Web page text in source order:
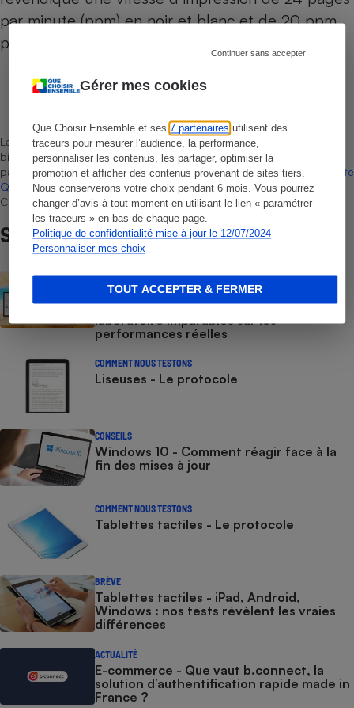
Gérer mes cookies
Que Choisir Ensemble et ses7 partenaires utilisent des
traceurs pour mesurer l’audience, la performance,
personnaliser les contenus, les partager, optimiser la
promotion et afficher des contenus provenant de sites tiers.
Nous conserverons votre choix pendant 6 mois. Vous pourrez
changer d’avis à tout moment en utilisant le lien « paramétrer
les traceurs » en bas de chaque page.
Politique de confidentialité mise à jour le 12/07/2024
Personnaliser mes choix
Continuer sans accepter
TOUT ACCEPTER & FERMER
par minute (ppm) en noir et blanc et de 20 ppm
pour les impressions en couleurs.
Neil McPherson
La sélection de produits ou services est représentative du marché,
bien que non-exhaustive. À l’exception des autorisations données
par Bureau Veritas Certification conformément aux règles de
La Note
Que Choisir, il n’existe aucune relation contractuelle entre Que
Choisir Ensemble et les professionnels référencés.
Sur le même sujet
BRÈVE
Liseuses - Qualité d’affichage, écran
couleur, commodité : nos tests en
laboratoire imparables sur les
performances réelles
COMMENT NOUS TESTONS
Liseuses - Le protocole
CONSEILS
Windows 10 - Comment réagir face à la
fin des mises à jour
COMMENT NOUS TESTONS
Tablettes tactiles - Le protocole
BRÈVE
Tablettes tactiles - iPad, Android,
Windows : nos tests révèlent les vraies
différences
ACTUALITÉ
E-commerce - Que vaut b.connect, la
solution d’authentification rapide made in
France ?